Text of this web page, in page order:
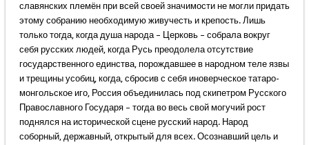
славянских племён при всей своей значимости не могли придать
этому собранию необходимую живучесть и крепость. Лишь
только тогда, когда душа народа – Церковь – собрала вокруг
себя русских людей, когда Русь преодолела отсутствие
государственного единства, порождавшее в народном теле язвы
и трещины усобиц, когда, сбросив с себя иноверческое татаро-
монгольское иго, Россия объединилась под скипетром Русского
Православного Государя – тогда во весь свой могучий рост
поднялся на исторической сцене русский народ. Народ
соборный, державный, открытый для всех. Осознавший цель и